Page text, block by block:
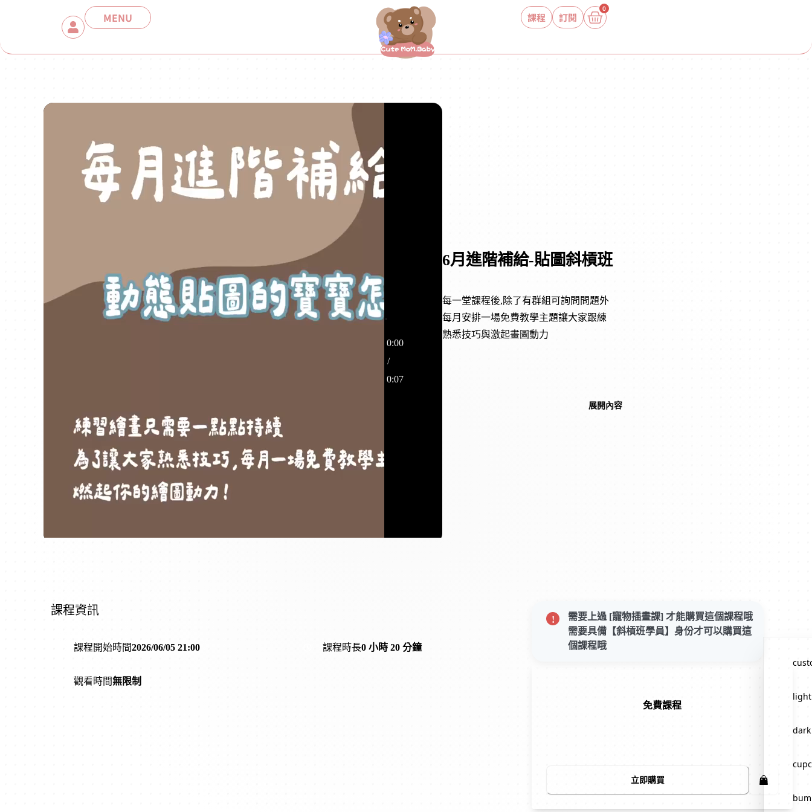
MENU 課程 訂閱
0
0:00
/
0:07
6月進階補給-貼圖斜槓班
每一堂課程後,除了有群組可詢問問題外
每月安排一場免費教學主題讓大家跟練
熟悉技巧與激起畫圖動力
展開內容
課程資訊
課程開始時間2026/06/05 21:00 課程時長0 小時 20 分鐘
觀看時間無限制
需要上過 [寵物插畫課] 才能購買這個課程哦
需要具備【斜槓班學員】身份才可以購買這
個課程哦
免費課程
立即購買
light
dark